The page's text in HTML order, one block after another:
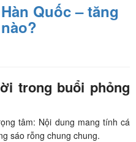
Quốc – tăng
trong buổi phỏng
tâm: Nội dung mang tính cá
sáo rỗng chung chung.